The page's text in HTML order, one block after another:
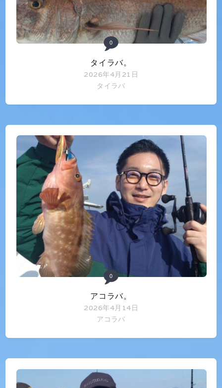
0
タイラバ。
2026年4月21日
タイラバ
0
アコラバ。
2026年4月14日
アコラバ